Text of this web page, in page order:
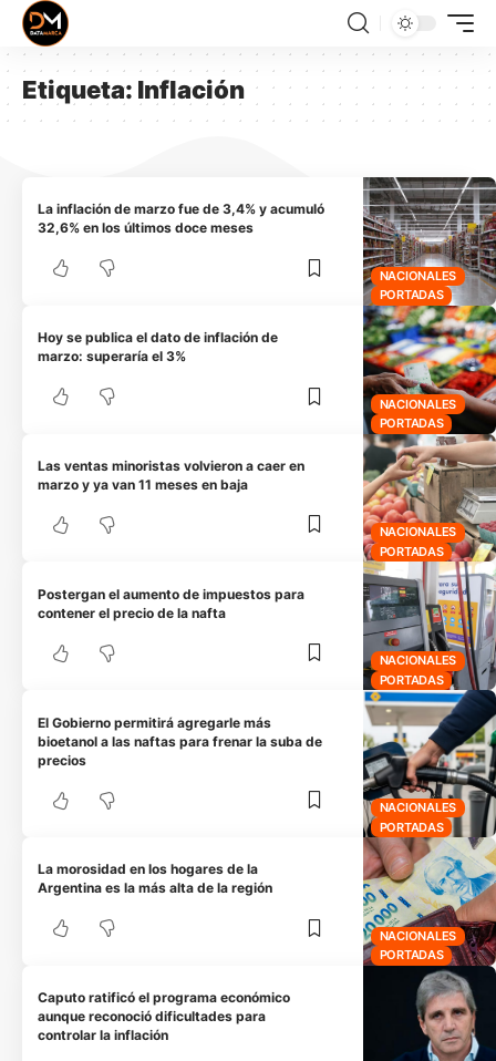
Etiqueta: Inflación
NACIONALES
PORTADAS
La inflación de marzo fue de 3,4% y acumuló
32,6% en los últimos doce meses
NACIONALES
PORTADAS
Hoy se publica el dato de inflación de
marzo: superaría el 3%
NACIONALES
PORTADAS
Las ventas minoristas volvieron a caer en
marzo y ya van 11 meses en baja
NACIONALES
PORTADAS
Postergan el aumento de impuestos para
contener el precio de la nafta
NACIONALES
PORTADAS
El Gobierno permitirá agregarle más
bioetanol a las naftas para frenar la suba de
precios
NACIONALES
PORTADAS
La morosidad en los hogares de la
Argentina es la más alta de la región
Caputo ratificó el programa económico
aunque reconoció dificultades para
controlar la inflación